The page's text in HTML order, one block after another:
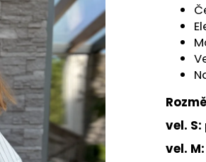
vel. S:
vel. M:
Doporučujeme